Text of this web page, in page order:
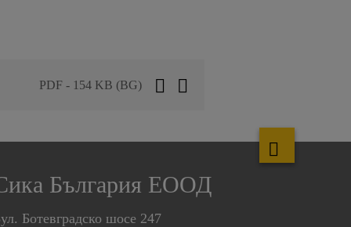
PDF - 154 KB (BG)
България ЕООД
Ботевградско шосе 247